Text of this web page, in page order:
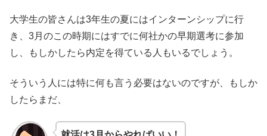
大学生の皆さんは3年生の夏にはインターンシップに行
き、3月のこの時期にはすでに何社かの早期選考に参加
し、もしかしたら内定を得ている人もいるでしょう。
そういう人には特に何も言う必要はないのですが、もしか
したらまだ、